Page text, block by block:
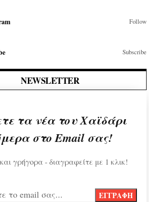
Follow
Subscribe
NEWSLETTER
τα νέα του Χαϊδάρι
στο Email σας!
γρήγορα - διαγραφείτε με 1 κλικ!
το email σας...